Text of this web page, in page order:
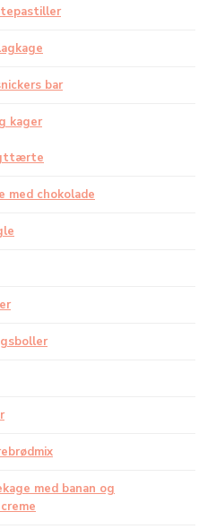
bar
kager
med chokolade
med banan og